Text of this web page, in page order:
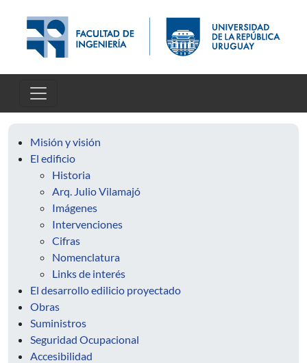
Misión y visión
El edificio
Historia
Arq. Julio Vilamajó
Imágenes
Intervenciones
Cifras
Nomenclatura
Links de interés
El desarrollo edilicio proyectado
Obras
Suministros
Seguridad Ocupacional
Accesibilidad